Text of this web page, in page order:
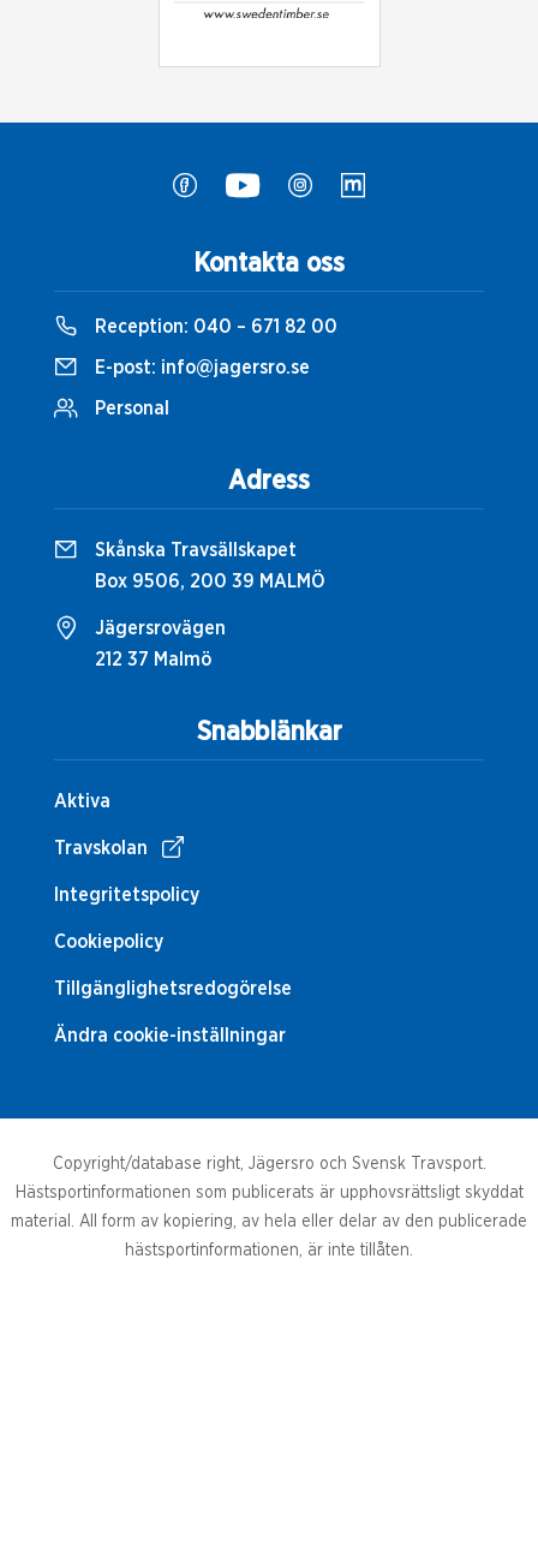
Snabblänkar
Aktiva
Travskolan
Integritetspolicy
Cookiepolicy
Tillgänglighetsredogörelse
Ändra cookie-inställningar
Kontakta oss
Reception: 040 – 671 82 00
E-post: info@jagersro.se
Personal
Adress
Skånska Travsällskapet
Box 9506, 200 39 MALMÖ
Jägersrovägen
212 37 Malmö
Copyright/database right, Jägersro och Svensk Travsport.
Hästsportinformationen som publicerats är upphovsrättsligt skyddat
material. All form av kopiering, av hela eller delar av den publicerade
hästsportinformationen, är inte tillåten.